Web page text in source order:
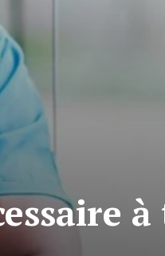
à